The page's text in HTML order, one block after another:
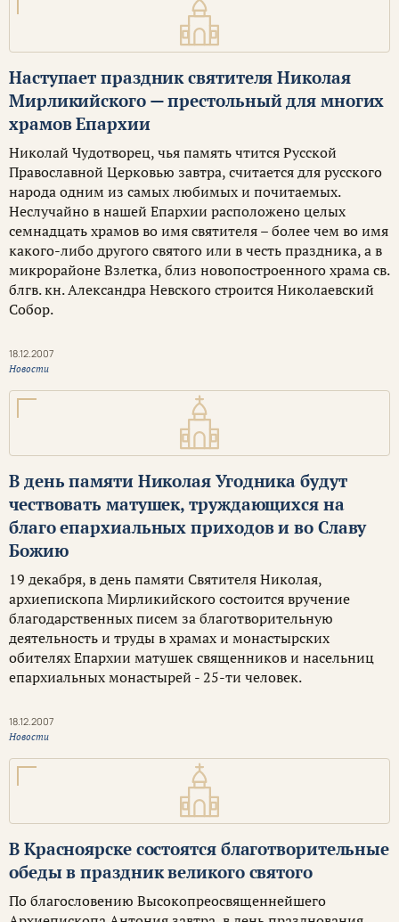
Наступает праздник святителя Николая
Мирликийского — престольный для многих
храмов Епархии
Николай Чудотворец, чья память чтится Русской
Православной Церковью завтра, считается для русского
народа одним из самых любимых и почитаемых.
Неслучайно в нашей Епархии расположено целых
семнадцать храмов во имя святителя – более чем во имя
какого-либо другого святого или в честь праздника, а в
микрорайоне Взлетка, близ новопостроенного храма св.
блгв. кн. Александра Невского строится Николаевский
Собор.
18.12.2007
Новости
В день памяти Николая Угодника будут
чествовать матушек, труждающихся на
благо епархиальных приходов и во Славу
Божию
19 декабря, в день памяти Святителя Николая,
архиепископа Мирликийского состоится вручение
благодарственных писем за благотворительную
деятельность и труды в храмах и монастырских
обителях Епархии матушек священников и насельниц
епархиальных монастырей - 25-ти человек.
18.12.2007
Новости
В Красноярске состоятся благотворительные
обеды в праздник великого святого
По благословению Высокопреосвященнейшего